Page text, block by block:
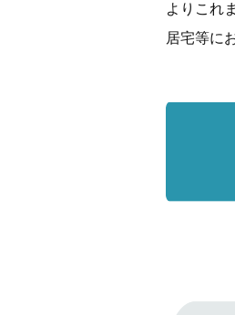
よりこれ
居宅等に